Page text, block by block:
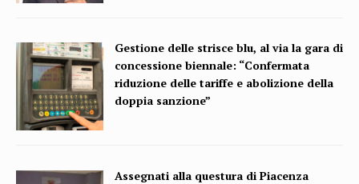
Gestione delle strisce blu, al via la gara di
concessione biennale: “Confermata
riduzione delle tariffe e abolizione della
doppia sanzione”
Assegnati alla questura di Piacenza